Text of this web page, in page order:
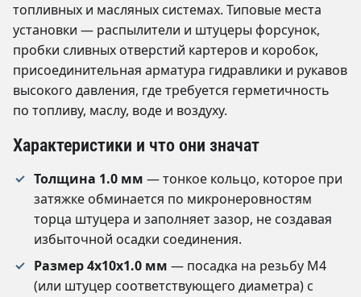
топливных и масляных системах. Типовые места
установки — распылители и штуцеры форсунок,
пробки сливных отверстий картеров и коробок,
присоединительная арматура гидравлики и рукавов
высокого давления, где требуется герметичность
по топливу, маслу, воде и воздуху.
Характеристики и что они значат
Толщина 1.0 мм — тонкое кольцо, которое при
затяжке обминается по микронеровностям
торца штуцера и заполняет зазор, не создавая
избыточной осадки соединения.
Размер 4х10х1.0 мм — посадка на резьбу М4
(или штуцер соответствующего диаметра) с